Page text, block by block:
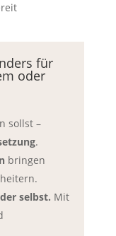
für
oder
sollst –
.
bringen
selbst. Mit